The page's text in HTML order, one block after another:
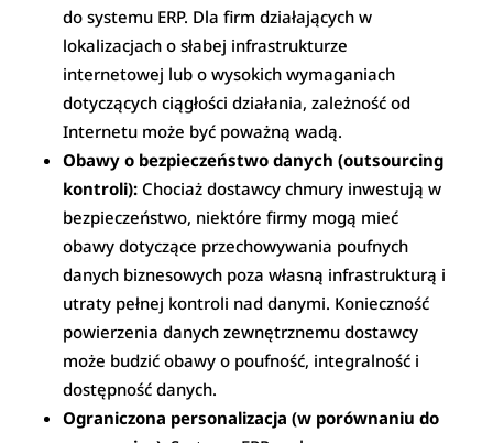
do systemu ERP. Dla firm działających w
lokalizacjach o słabej infrastrukturze
internetowej lub o wysokich wymaganiach
dotyczących ciągłości działania, zależność od
Internetu może być poważną wadą.
Obawy o bezpieczeństwo danych (outsourcing
kontroli): Chociaż dostawcy chmury inwestują w
bezpieczeństwo, niektóre firmy mogą mieć
obawy dotyczące przechowywania poufnych
danych biznesowych poza własną infrastrukturą i
utraty pełnej kontroli nad danymi. Konieczność
powierzenia danych zewnętrznemu dostawcy
może budzić obawy o poufność, integralność i
dostępność danych.
Ograniczona personalizacja (w porównaniu do